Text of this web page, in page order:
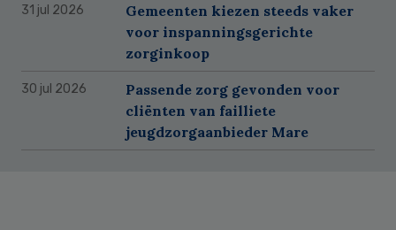
31 jul 2026
Gemeenten kiezen steeds vaker
voor inspanningsgerichte
zorginkoop
30 jul 2026
Passende zorg gevonden voor
cliënten van failliete
jeugdzorgaanbieder Mare